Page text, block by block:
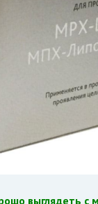
выглядеть с